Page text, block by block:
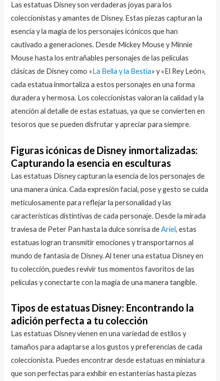
Las estatuas Disney son verdaderas joyas para los
coleccionistas y amantes de Disney. Estas piezas capturan la
esencia y la magia de los personajes icónicos que han
cautivado a generaciones. Desde Mickey Mouse y Minnie
Mouse hasta los entrañables personajes de las películas
clásicas de Disney como «La Bella y la Bestia» y «El Rey León»,
cada estatua inmortaliza a estos personajes en una forma
duradera y hermosa. Los coleccionistas valoran la calidad y la
atención al detalle de estas estatuas, ya que se convierten en
tesoros que se pueden disfrutar y apreciar para siempre.
Figuras icónicas de Disney inmortalizadas:
Capturando la esencia en esculturas
Las estatuas Disney capturan la esencia de los personajes de
una manera única. Cada expresión facial, pose y gesto se cuida
meticulosamente para reflejar la personalidad y las
características distintivas de cada personaje. Desde la mirada
traviesa de Peter Pan hasta la dulce sonrisa deAriel, estas
estatuas logran transmitir emociones y transportarnos al
mundo de fantasía de Disney. Al tener una estatua Disney en
tu colección, puedes revivir tus momentos favoritos de las
películas y conectarte con la magia de una manera tangible.
Tipos de estatuas Disney: Encontrando la
adición perfecta a tu colección
Las estatuas Disney vienen en una variedad de estilos y
tamaños para adaptarse a los gustos y preferencias de cada
coleccionista. Puedes encontrar desde estatuas en miniatura
que son perfectas para exhibir en estanterías hasta piezas